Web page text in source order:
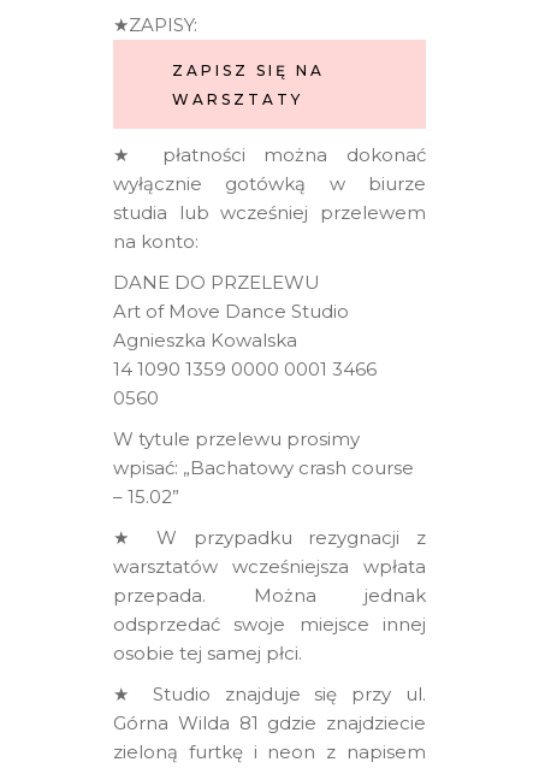
★ZAPISY:
ZAPISZ SIĘ NA
WARSZTATY
★ płatności można dokonać
wyłącznie gotówką w biurze
studia lub wcześniej przelewem
na konto:
DANE DO PRZELEWU
Art of Move Dance Studio
Agnieszka Kowalska
14 1090 1359 0000 0001 3466
0560
W tytule przelewu prosimy
wpisać: „Bachatowy crash course
– 15.02”
★ W przypadku rezygnacji z
warsztatów wcześniejsza wpłata
przepada. Można jednak
odsprzedać swoje miejsce innej
osobie tej samej płci.
★ Studio znajduje się przy ul.
Górna Wilda 81 gdzie znajdziecie
zieloną furtkę i neon z napisem